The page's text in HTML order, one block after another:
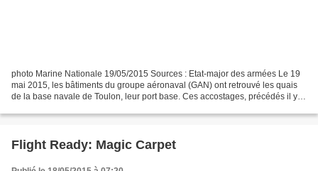
photo Marine Nationale 19/05/2015 Sources : Etat-major des armées Le 19
mai 2015, les bâtiments du groupe aéronaval (GAN) ont retrouvé les quais
de la base navale de Toulon, leur port base. Ces accostages, précédés il y a
Flight Ready: Magic Carpet